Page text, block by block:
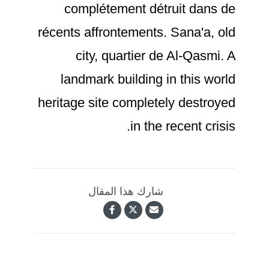
complétement détruit dans de
récents affrontements. Sana'a, old
city, quartier de Al-Qasmi. A
landmark building in this world
heritage site completely destroyed
in the recent crisis.
شارك هذا المقال